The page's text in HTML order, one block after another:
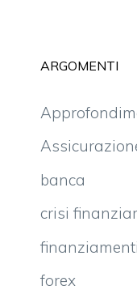
ARGOMENTI
banca
crisi
finanziamenti
forex